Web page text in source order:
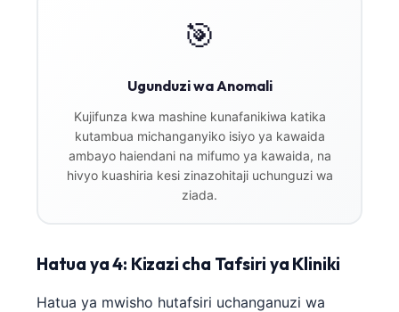
🎯
Ugunduzi wa Anomali
Kujifunza kwa mashine kunafanikiwa katika
kutambua michanganyiko isiyo ya kawaida
ambayo haiendani na mifumo ya kawaida, na
hivyo kuashiria kesi zinazohitaji uchunguzi wa
ziada.
Hatua ya 4: Kizazi cha Tafsiri ya Kliniki
Hatua ya mwisho hutafsiri uchanganuzi wa